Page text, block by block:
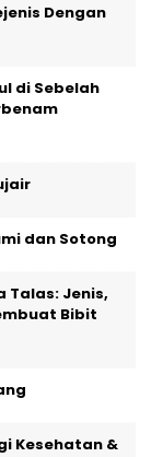
Dengan
di Sebelah
dan Sotong
Talas: Jenis,
Bibit
Kesehatan &